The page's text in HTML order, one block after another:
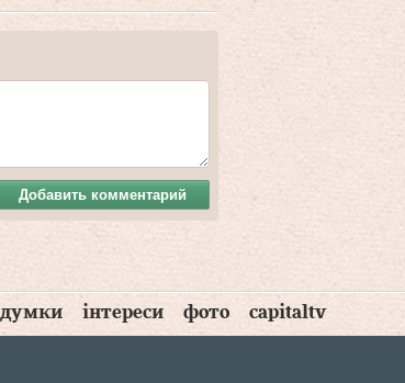
Добавить комментарий
думки інтереси фото capitaltv